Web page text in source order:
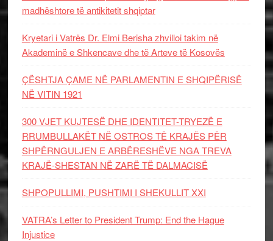
madhështore të antikitetit shqiptar
Kryetari i Vatrës Dr. Elmi Berisha zhvilloi takim në
Akademinë e Shkencave dhe të Arteve të Kosovës
ÇËSHTJA ÇAME NË PARLAMENTIN E SHQIPËRISË
NË VITIN 1921
300 VJET KUJTESË DHE IDENTITET-TRYEZË E
RRUMBULLAKËT NË OSTROS TË KRAJËS PËR
SHPËRNGULJEN E ARBËRESHËVE NGA TREVA
KRAJË-SHESTAN NË ZARË TË DALMACISË
SHPOPULLIMI, PUSHTIMI I SHEKULLIT XXI
VATRA’s Letter to President Trump: End the Hague
Injustice